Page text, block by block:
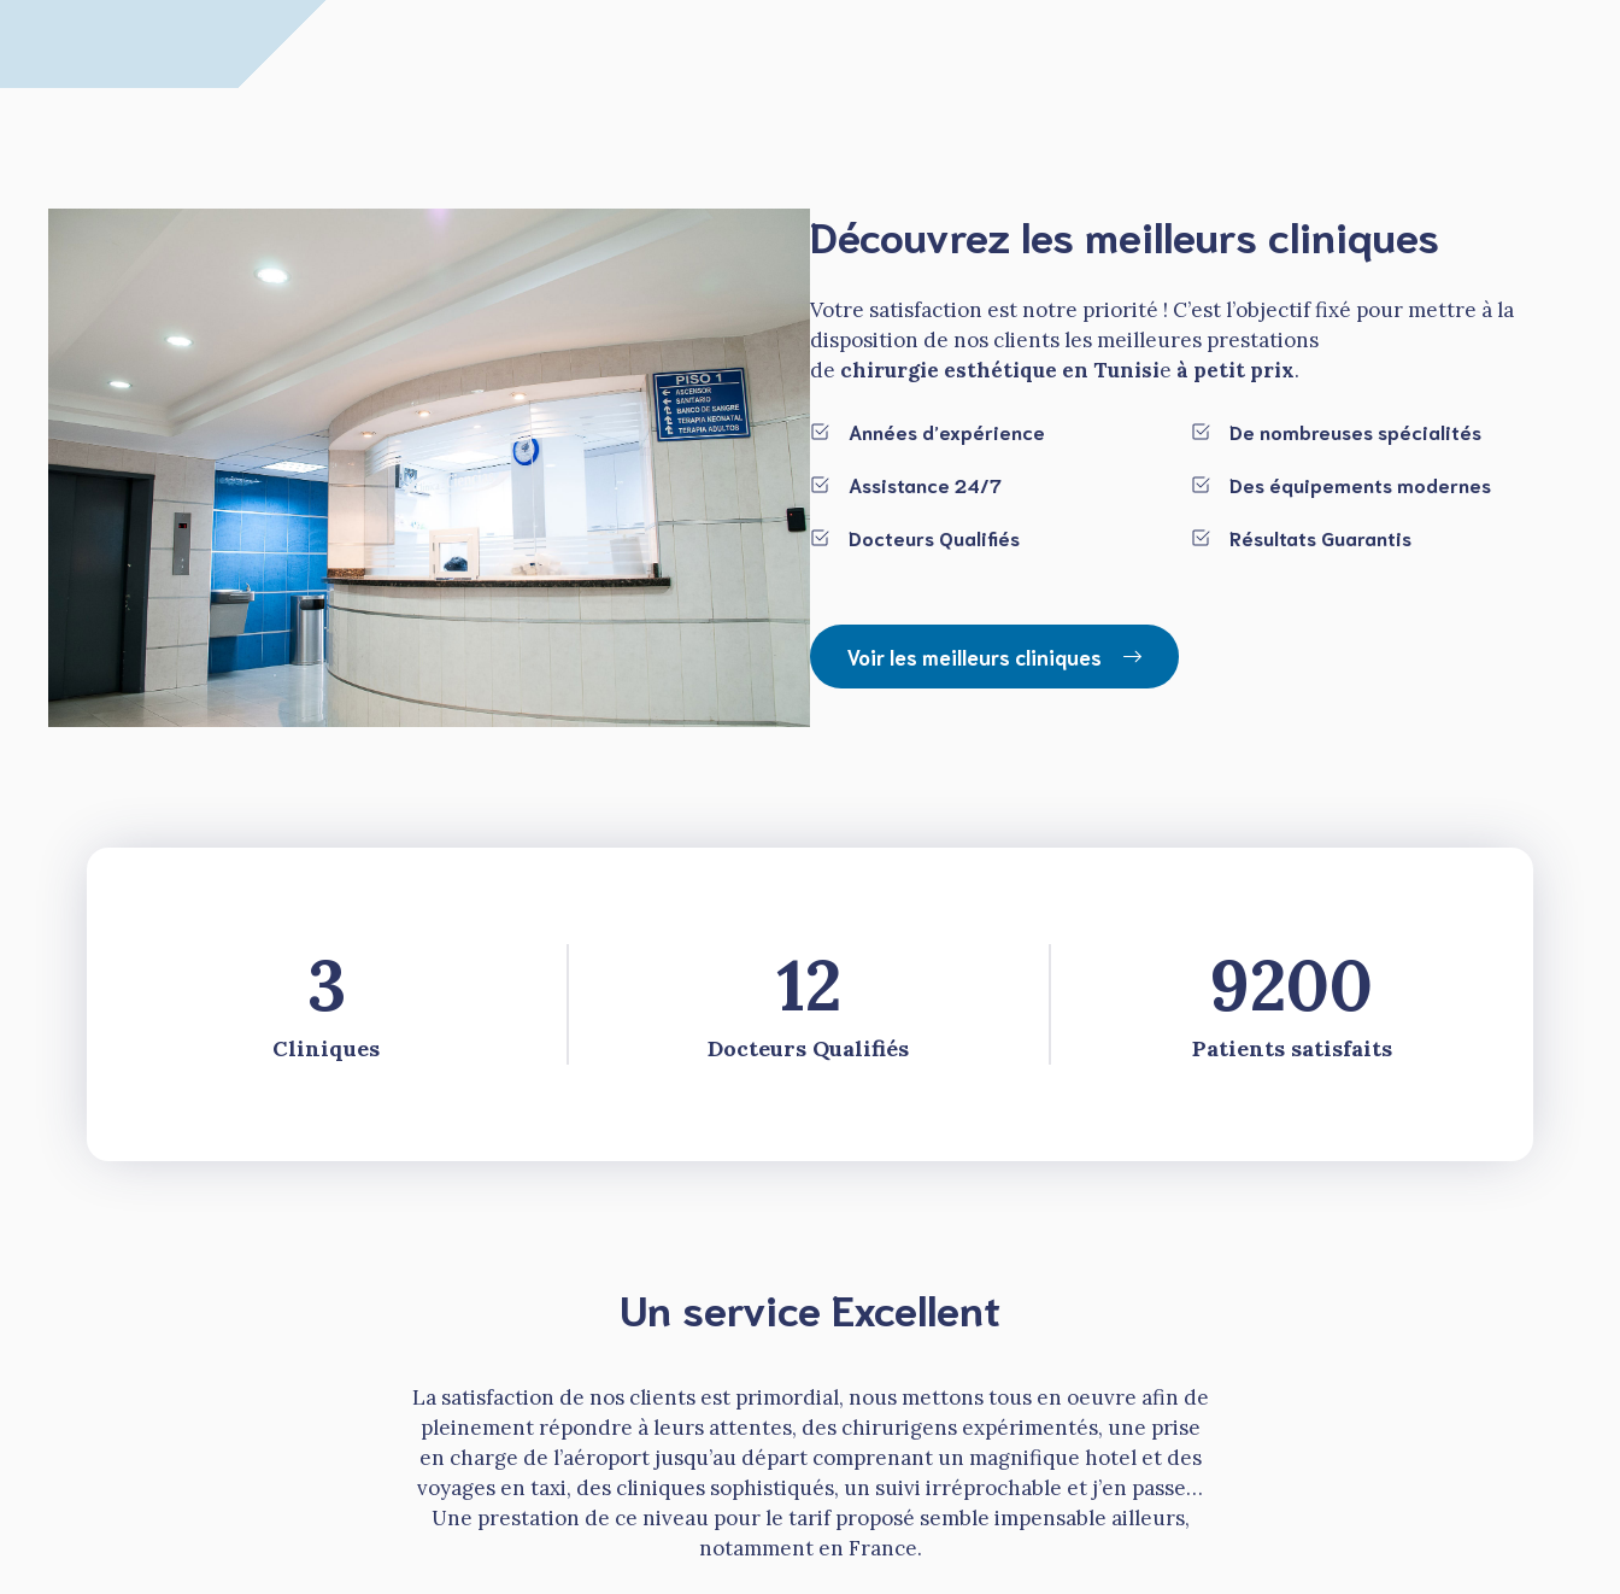
Découvrez les meilleurs cliniques
Votre satisfaction est notre priorité ! C’est l’objectif fixé pour mettre à la
disposition de nos clients les meilleures prestations
de chirurgie esthétique en Tunisie à petit prix.
Années d’expérience
Assistance 24/7
Docteurs Qualifiés
De nombreuses spécialités
Des équipements modernes
Résultats Guarantis
Voir les meilleurs cliniques
3
Cliniques
12
Docteurs Qualifiés
9200
Patients satisfaits
Un service Excellent
La satisfaction de nos clients est primordial, nous mettons tous en oeuvre afin de
pleinement répondre à leurs attentes, des chirurigens expérimentés, une prise
en charge de l’aéroport jusqu’au départ comprenant un magnifique hotel et des
voyages en taxi, des cliniques sophistiqués, un suivi irréprochable et j’en passe…
Une prestation de ce niveau pour le tarif proposé semble impensable ailleurs,
notamment en France.